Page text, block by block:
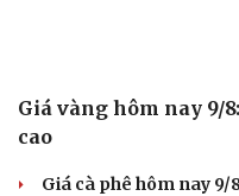
Giá vàng hôm nay 9/
cao
Giá cà phê hôm nay 9/